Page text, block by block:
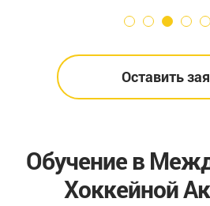
Оставить
Обучение в
Хоккейной